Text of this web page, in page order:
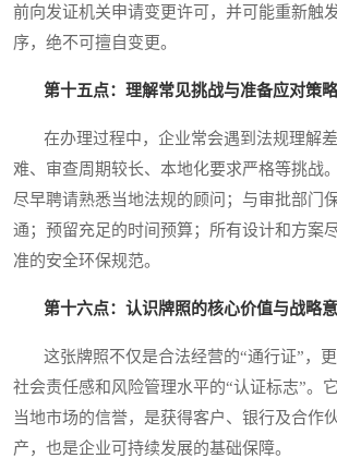
前向发证机关申请变更许可，并可能重新触
序，绝不可擅自变更。
第十五点：理解常见挑战与准备应对策略
在办理过程中，企业常会遇到法规理解差
难、审查周期较长、本地化要求严格等挑战
尽早聘请熟悉当地法规的顾问；与审批部门
通；预留充足的时间预算；所有设计和方案
准的安全环保规范。
第十六点：认识牌照的核心价值与战略
这张牌照不仅是合法经营的“通行证”，更
社会责任感和风险管理水平的“认证标志”。
当地市场的信誉，是获得客户、银行及合作
产，也是企业可持续发展的基础保障。